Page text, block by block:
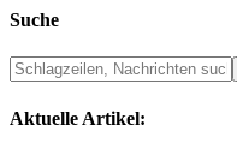
Suche
Aktuelle Artikel: